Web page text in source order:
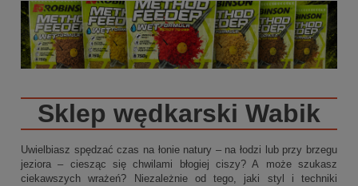
Sklep wędkarski Wabik
Uwielbiasz spędzać czas na łonie natury – na łodzi lub przy brzegu
jeziora – ciesząc się chwilami błogiej ciszy? A może szukasz
ciekawszych wrażeń? Niezależnie od tego, jaki styl i techniki